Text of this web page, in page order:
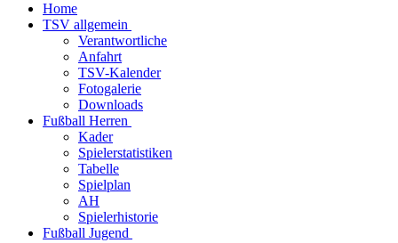
Home
TSV allgemein
Verantwortliche
Anfahrt
TSV-Kalender
Fotogalerie
Downloads
Fußball Herren
Kader
Spielerstatistiken
Tabelle
Spielplan
AH
Spielerhistorie
Fußball Jugend